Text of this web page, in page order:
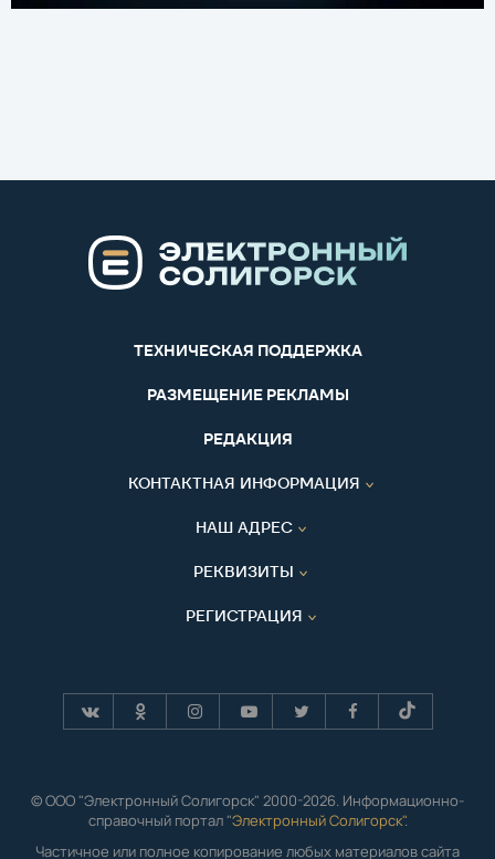
ТЕХНИЧЕСКАЯ ПОДДЕРЖКА
РАЗМЕЩЕНИЕ РЕКЛАМЫ
РЕДАКЦИЯ
КОНТАКТНАЯ ИНФОРМАЦИЯ
НАШ АДРЕС
РЕКВИЗИТЫ
РЕГИСТРАЦИЯ
© ООО "Электронный Солигорск" 2000-2026. Информационно-
справочный портал "Электронный Солигорск".
Частичное или полное копирование любых материалов сайта